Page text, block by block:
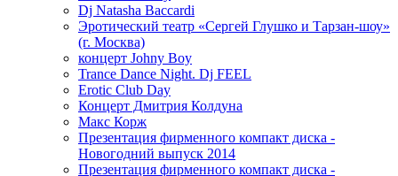
Dj Natasha Baccardi
Эротический театр «Сергей Глушко и Тарзан-шоу»
(г. Москва)
концерт Johny Boy
Trance Dance Night. Dj FEEL
Erotic Club Day
Концерт Дмитрия Колдуна
Макс Корж
Презентация фирменного компакт диска -
Новогодний выпуск 2014
Презентация фирменного компакт диска -